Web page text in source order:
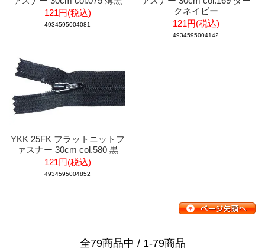
121円(税込)
4934595004081
クネイビー
121円(税込)
4934595004142
YKK 25FK フラットニットフ
ァスナー 30cm col.580 黒
121円(税込)
4934595004852
全79商品中 / 1-79商品